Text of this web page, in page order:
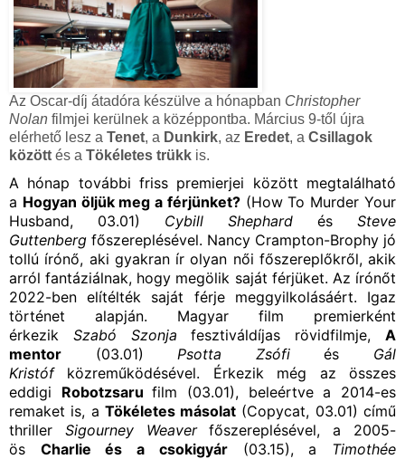
Az Oscar-díj átadóra készülve a hónapban Christopher
Nolan filmjei kerülnek a középpontba. Március 9-től újra
elérhető lesz a Tenet, a Dunkirk, az Eredet, a Csillagok
között és a Tökéletes trükk is.
A hónap további friss premierjei között megtalálható
a Hogyan öljük meg a férjünket?(How To Murder Your
Husband, 03.01) Cybill Shephard és Steve
Guttenberg főszereplésével. Nancy Crampton-Brophy jó
tollú írónő, aki gyakran ír olyan női főszereplőkről, akik
arról fantáziálnak, hogy megölik saját férjüket. Az írónőt
2022-ben elítélték saját férje meggyilkolásáért. Igaz
történet alapján. Magyar film premierként
érkezik Szabó Szonja fesztiváldíjas rövidfilmje,A
mentor (03.01)Psotta Zsófiés Gál
Kristófközreműködésével. Érkezik még az összes
eddigi Robotzsarufilm (03.01), beleértve a 2014-es
remaket is, a Tökéletes másolat (Copycat, 03.01) című
thriller Sigourney Weaverfőszereplésével, a 2005-
ös Charlie és a csokigyár(03.15), a Timothée